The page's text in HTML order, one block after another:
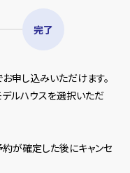
完了
申し込みいただけます。
ルハウスを選択いただ
が確定した後にキャンセ